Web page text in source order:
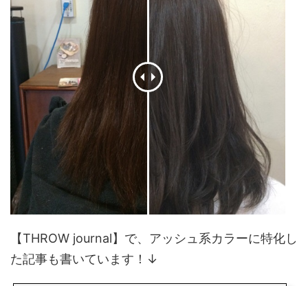
【THROW journal】で、アッシュ系カラーに特化し
た記事も書いています！↓